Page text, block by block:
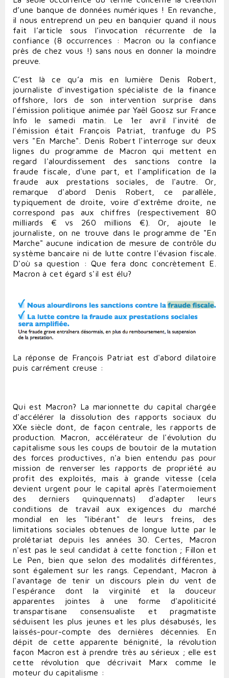
d’une banque de données numériques ! En revanche,
il nous entreprend un peu en banquier quand il nous
fait l’article sous l’invocation récurrente de la
confiance (8 occurrences : Macron ou la confiance
près de chez vous !) sans nous en donner la moindre
preuve.
C’est là ce qu’a mis en lumière Denis Robert,
journaliste d'investigation spécialiste de la finance
offshore , lors de son intervention surprise dans
l'émission politique animée parYaël Goosz sur France
Info le samedi matin. Le 1er avril l'invité de
l'émission était François Patriat, tranfuge du PS
vers "En Marche". Denis Robert l'interroge sur deux
lignes du programme de Macron qui mettent en
regard l'alourdissement des sanctions contre la
fraude fiscale, d'une part, et l'amplification de la
fraude aux prestations sociales, de l'autre. Or,
remarque d'abord Denis Robert, ce parallèle,
typiquement de droite, voire d'extrême droite, ne
correspond pas aux chiffres (respectivement 80
milliards € vs 260 millions €). Or, ajoute le
journaliste, on ne trouve dans le programme de "En
Marche" aucune indication de mesure de contrôle du
système bancaire ni de lutte contre l'évasion fiscale.
D'où sa question : Que fera donc concrètement E.
Macron à cet égard s'il est élu?
La réponse de François Patriat est d'abord dilatoire
puis carrément creuse :
Qui est Macron? La marionnette du capital chargée
d'accélérer la dissolution des rapports sociaux du
XXe siècle dont, de façon centrale, les rapports de
production. Macron, accélérateur de l'évolution du
capitalisme sous les coups de boutoir de la mutation
des forces productives, n'a bien entendu pas pour
mission de renverser les rapports de propriété au
profit des exploités, mais à grande vitesse (cela
devient urgent pour le capital après l'atermoiement
des derniers quinquennats) d'adapter leurs
conditions de travail aux exigences du marché
mondial en les "libérant" de leurs freins, des
limitations sociales obtenues de longue lutte par le
prolétariat depuis les années 30. Certes, Macron
n'est pas le seul candidat à cette fonction ; Fillon et
Le Pen, bien que selon des modalités différentes,
sont également sur les rangs. Cependant, Macron à
l'avantage de tenir un discours plein du vent de
l'espérance dont la virginité et la douceur
apparentes jointes à une forme d'apoliticité
transpartisane consensualiste et pragmatiste
séduisent les plus jeunes et les plus désabusés, les
laissés-pour-compte des dernières décennies. En
dépit de cette apparente bénignité, la révolution
façon Macron est à prendre très au sérieux ; elle est
cette révolution que décrivait Marx comme le
moteur du capitalisme :